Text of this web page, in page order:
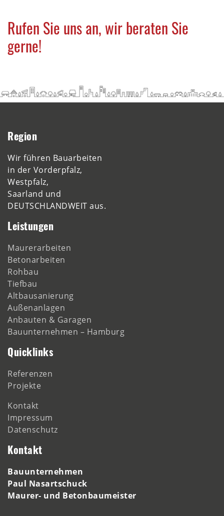
Rufen Sie uns an, wir beraten Sie
gerne!
Region
Wir führen Bauarbeiten
in der Vorderpfalz,
Westpfalz,
Saarland und
DEUTSCHLANDWEIT aus.
Leistungen
Maurerarbeiten
Betonarbeiten
Rohbau
Tiefbau
Altbausanierung
Außenanlagen
Anbauten & Garagen
Bauunternehmen – Hamburg
Quicklinks
Referenzen
Projekte
Kontakt
Impressum
Datenschutz
Kontakt
Bauunternehmen
Paul Nasartschuck
Maurer- und Betonbaumeister